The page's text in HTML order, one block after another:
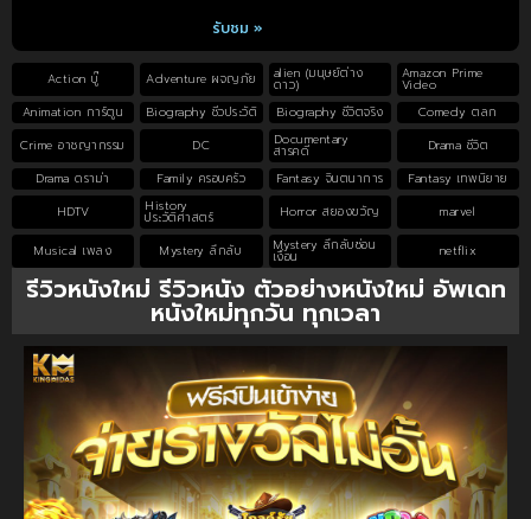
รับชม »
Action บู๊ Adventure ผจญภัย alien (มนุษย์ต่าง
ดาว)
Amazon Prime
Video
Animation การ์ตูน
Biography ชีวประวัติ Biography ชีวิตจริง
Comedy ตลก
Crime อาชญากรรม
DC Documentary
สารคดี
Drama ชีวิต
Drama ดราม่า
Family ครอบครัว Fantasy จินตนาการ
Fantasy เทพนิยาย
HDTV
History
ประวัติศาสตร์ Horror สยองขวัญ marvel
Musical เพลง Mystery ลึกลับ Mystery ลึกลับซ่อน
เงื่อน netflix
รีวิวหนังใหม่ รีวิวหนัง ตัวอย่างหนังใหม่ อัพเดท
หนังใหม่ทุกวัน ทุกเวลา